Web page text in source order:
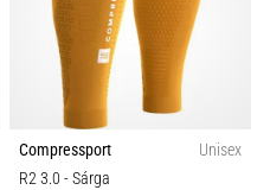
Compressport
Unisex
R2 3.0 - Sárga